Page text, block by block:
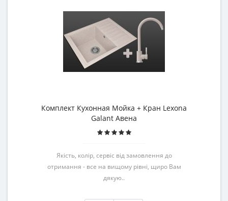
Комплект Кухонная Мойка + Кран Lexona
Galant Авена
Якість, колір, сервіс від замовлення до
отримання - все на вищому рівні, щиро Вам
дякую..